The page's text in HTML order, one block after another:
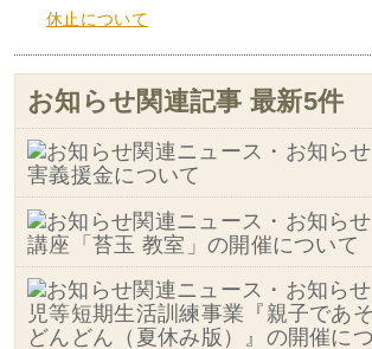
休止について
お知らせ関連記事 最新5件
害義援金について
講座「苔玉 教室」の開催について
児等短期生活訓練事業『親子であ
どんどん（夏休み版）』の開催に